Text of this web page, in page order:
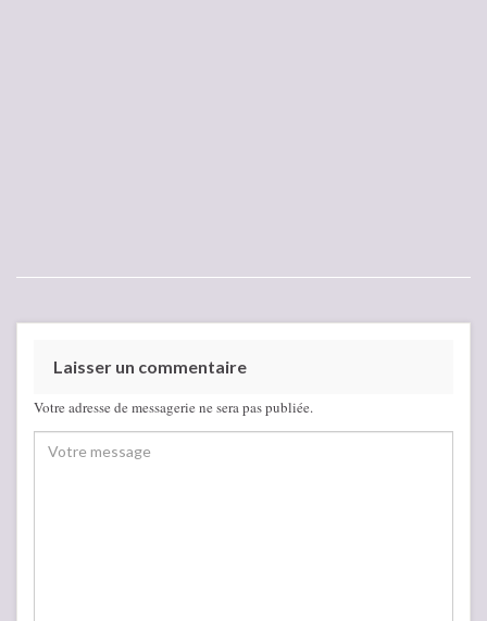
Laisser un commentaire
Votre adresse de messagerie ne sera pas publiée.